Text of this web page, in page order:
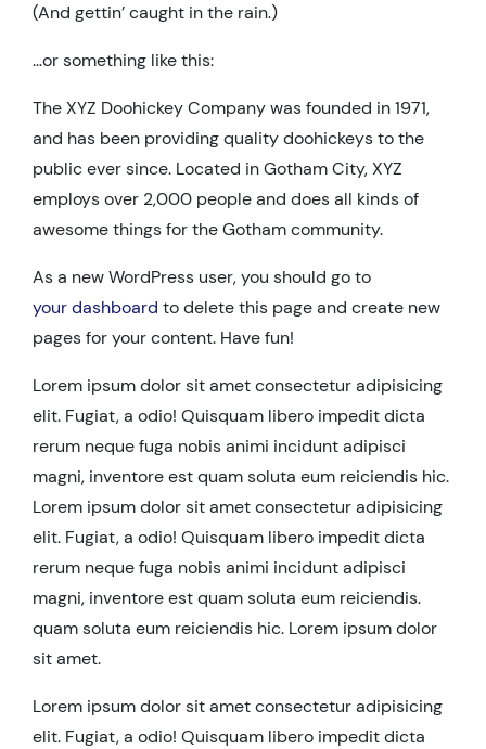
(And gettin’ caught in the rain.)
…or something like this:
The XYZ Doohickey Company was founded in 1971,
and has been providing quality doohickeys to the
public ever since. Located in Gotham City, XYZ
employs over 2,000 people and does all kinds of
awesome things for the Gotham community.
As a new WordPress user, you should go to
your dashboard to delete this page and create new
pages for your content. Have fun!
Lorem ipsum dolor sit amet consectetur adipisicing
elit. Fugiat, a odio! Quisquam libero impedit dicta
rerum neque fuga nobis animi incidunt adipisci
magni, inventore est quam soluta eum reiciendis hic.
Lorem ipsum dolor sit amet consectetur adipisicing
elit. Fugiat, a odio! Quisquam libero impedit dicta
rerum neque fuga nobis animi incidunt adipisci
magni, inventore est quam soluta eum reiciendis.
quam soluta eum reiciendis hic. Lorem ipsum dolor
sit amet.
Lorem ipsum dolor sit amet consectetur adipisicing
elit. Fugiat, a odio! Quisquam libero impedit dicta